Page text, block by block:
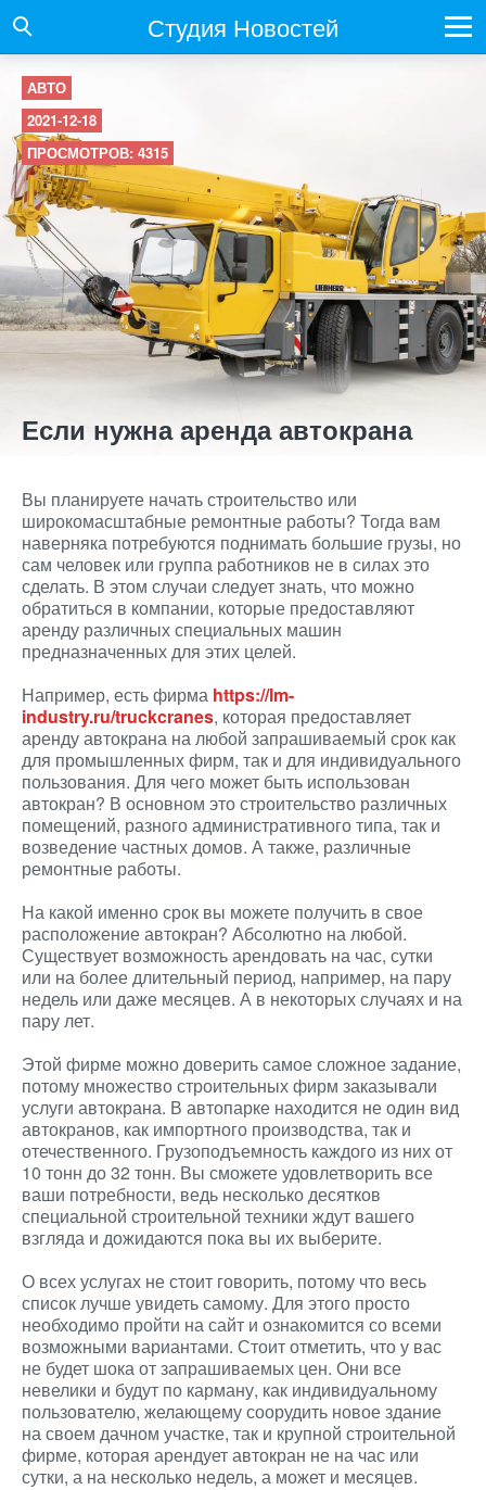
Студия Новостей
АВТО
2021-12-18
ПРОСМОТРОВ: 4315
Если нужна аренда автокрана
Вы планируете начать строительство или
широкомасштабные ремонтные работы? Тогда вам
наверняка потребуются поднимать большие грузы, но
сам человек или группа работников не в силах это
сделать. В этом случаи следует знать, что можно
обратиться в компании, которые предоставляют
аренду различных специальных машин
предназначенных для этих целей.
Например, есть фирма https://lm-
industry.ru/truckcranes, которая предоставляет
аренду автокрана на любой запрашиваемый срок как
для промышленных фирм, так и для индивидуального
пользования. Для чего может быть использован
автокран? В основном это строительство различных
помещений, разного административного типа, так и
возведение частных домов. А также, различные
ремонтные работы.
На какой именно срок вы можете получить в свое
расположение автокран? Абсолютно на любой.
Существует возможность арендовать на час, сутки
или на более длительный период, например, на пару
недель или даже месяцев. А в некоторых случаях и на
пару лет.
Этой фирме можно доверить самое сложное задание,
потому множество строительных фирм заказывали
услуги автокрана. В автопарке находится не один вид
автокранов, как импортного производства, так и
отечественного. Грузоподъемность каждого из них от
10 тонн до 32 тонн. Вы сможете удовлетворить все
ваши потребности, ведь несколько десятков
специальной строительной техники ждут вашего
взгляда и дожидаются пока вы их выберите.
О всех услугах не стоит говорить, потому что весь
список лучше увидеть самому. Для этого просто
необходимо пройти на сайт и ознакомится со всеми
возможными вариантами. Стоит отметить, что у вас
не будет шока от запрашиваемых цен. Они все
невелики и будут по карману, как индивидуальному
пользователю, желающему соорудить новое здание
на своем дачном участке, так и крупной строительной
фирме, которая арендует автокран не на час или
сутки, а на несколько недель, а может и месяцев.